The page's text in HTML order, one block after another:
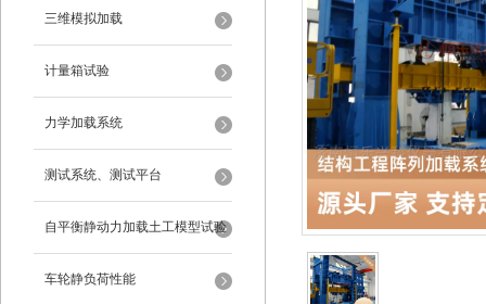
三维模拟加载
计量箱试验
力学加载系统
测试系统、测试平台
自平衡静动力加载土工模型试验
系统
车轮静负荷性能